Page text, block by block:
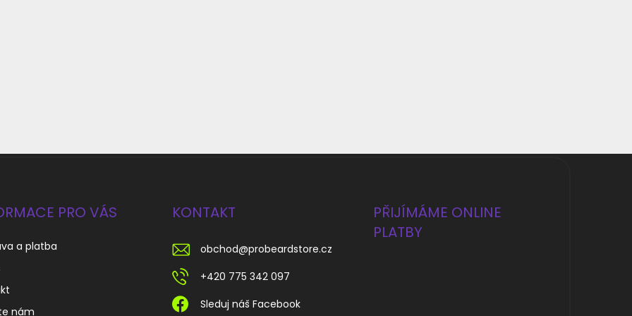
PRO VÁS
a platba
nám
KONTAKT
obchod@probeardstore.cz
+420 775 342 097
Sleduj náš Facebook
PŘIJÍMÁME ONLINE
PLATBY